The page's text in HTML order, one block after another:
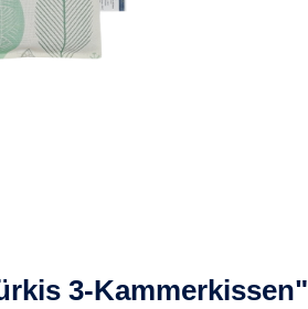
3-Kammerkissen"